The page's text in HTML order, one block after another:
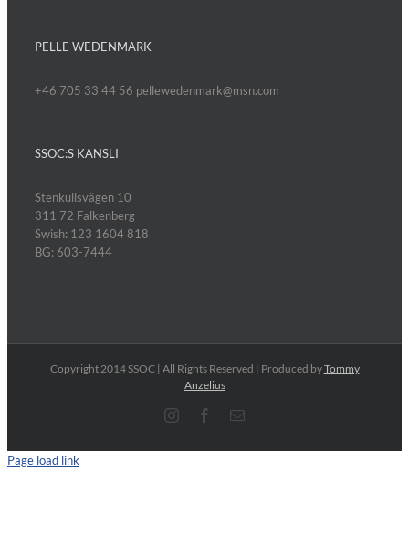
PELLE WEDENMARK
+46 705 33 44 56 pellewedenmark@msn.com
SSOC:S KANSLI
Stenkullsvägen 10
311 72 Falkenberg
Swish: 123 1604 818
BG: 603-7444
Copyright 2014 SSOC | All Rights Reserved | Produced byTommy
Anzelius
InstagramFacebook
E-
Page load link